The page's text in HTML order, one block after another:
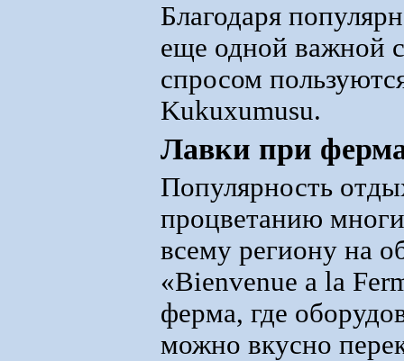
Благодаря
еще одной важной
спросом
Kukuxumusu.
Лавки при
Популярность
процветанию
всему региону на
«Bienvenue a la
ферма, где
можно вкусно